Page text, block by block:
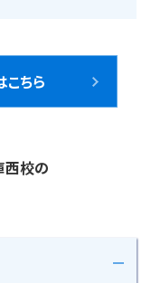
！
！
！
！
・前期
ョン 93点
ちら
西校の